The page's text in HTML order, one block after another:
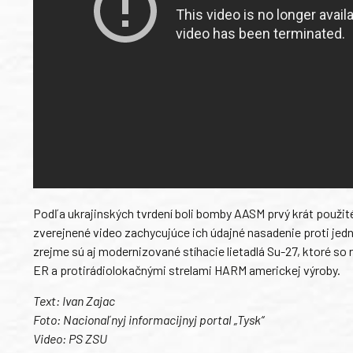
Podľa ukrajinských tvrdení boli bomby AASM prvý krát
zverejnené video zachycujúce ich údajné nasadenie proti
zrejme sú aj modernizované stíhacie lietadlá Su-27, ktoré
ER a protirádiolokačnými strelami HARM americkej výroby.
Text: Ivan Zajac
Foto: Nacionaľnyj informacijnyj portal „Tysk“
Video: PS ZSU